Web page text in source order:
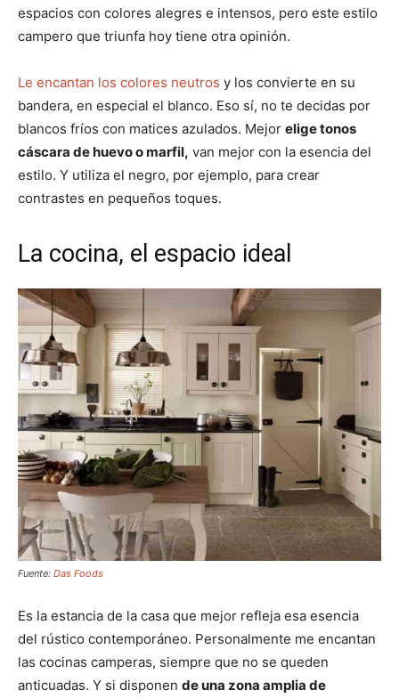
espacios con colores alegres e intensos, pero este estilo
campero que triunfa hoy tiene otra opinión.
Le encantan los colores neutros y los convierte en su
bandera, en especial el blanco. Eso sí, no te decidas por
blancos fríos con matices azulados. Mejor elige tonos
cáscara de huevo o marfil, van mejor con la esencia del
estilo. Y utiliza el negro, por ejemplo, para crear
contrastes en pequeños toques.
La cocina, el espacio ideal
Fuente: Das Foods
Es la estancia de la casa que mejor refleja esa esencia
del rústico contemporáneo. Personalmente me encantan
las cocinas camperas, siempre que no se queden
anticuadas. Y si disponen de una zona amplia de